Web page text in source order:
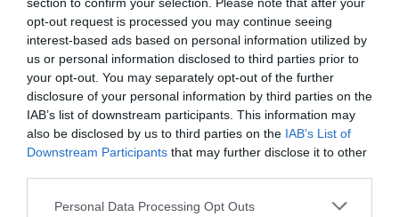
opt-out request is processed you may continue seeing
interest-based ads based on personal information utilized by
us or personal information disclosed to third parties prior to
your opt-out. You may separately opt-out of the further
disclosure of your personal information by third parties on the
IAB’s list of downstream participants. This information may
also be disclosed by us to third parties on the IAB’s List of
Downstream Participants that may further disclose it to other
Please note that this website/app uses one or more Google
Personal Data Processing Opt Outs